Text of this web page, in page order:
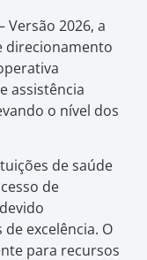
Versão 2026, a
direcionamento
assistência
o nível dos
de saúde
de
excelência. O
para recursos